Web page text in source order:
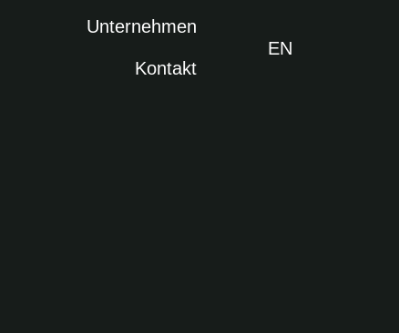
Unternehmen
Kontakt
EN